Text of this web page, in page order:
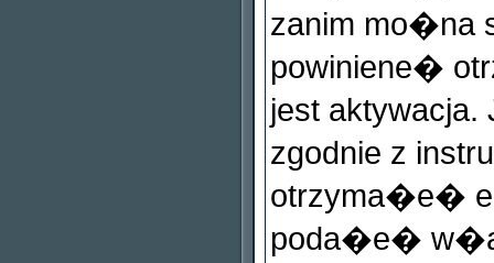
zanim mo�na
powiniene�
jest
zgodnie z
otrzyma�e�
poda�e�